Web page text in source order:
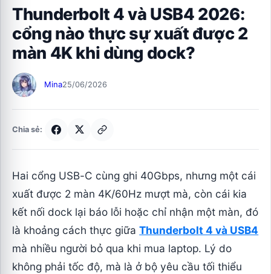
Thunderbolt 4 và USB4 2026:
cổng nào thực sự xuất được 2
màn 4K khi dùng dock?
Mina25/06/2026
Chia sẻ:
Hai cổng USB-C cùng ghi 40Gbps, nhưng một cái
xuất được 2 màn 4K/60Hz mượt mà, còn cái kia
kết nối dock lại báo lỗi hoặc chỉ nhận một màn, đó
là khoảng cách thực giữaThunderbolt 4 và USB4
mà nhiều người bỏ qua khi mua laptop. Lý do
không phải tốc độ, mà là ở bộ yêu cầu tối thiểu